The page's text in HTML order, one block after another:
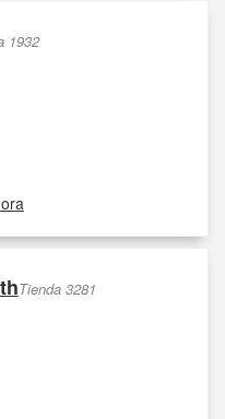
1932
Tienda 3281